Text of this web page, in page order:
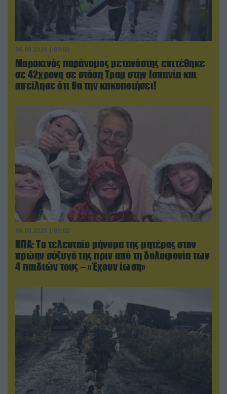
06.08.2026 | 09:03
Μαροκινός παράνομος μετανάστης επιτέθηκε
σε 42χρονη σε στάση Τραμ στην Ισπανία και
απείλησε ότι θα την κακοποιήσει!
06.08.2026 | 09:02
ΗΠΑ: Το τελευταίο μήνυμα της μητέρας στον
πρώην σύζυγό της πριν από τη δολοφονία των
4 παιδιών τους – «Έχουν ίωση»